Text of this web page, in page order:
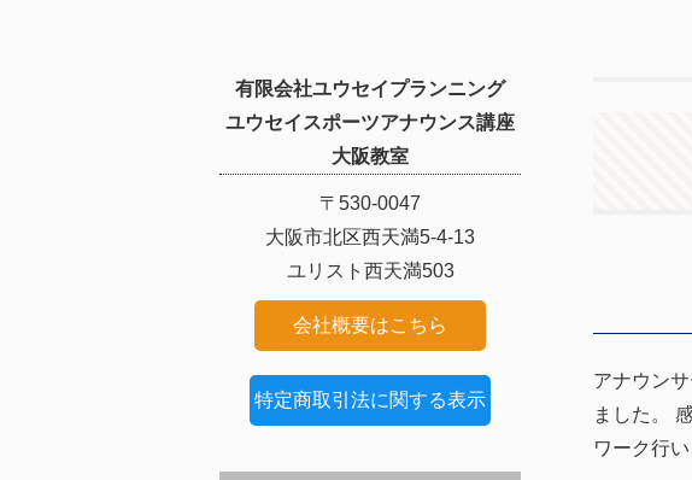
アナウン
ました。
ワーク行
有限会社ユウセイプランニング
ユウセイスポーツアナウンス講座
大阪教室
〒530-0047
大阪市北区西天満5-4-13
ユリスト西天満503
会社概要はこちら
特定商取引法に関する表示